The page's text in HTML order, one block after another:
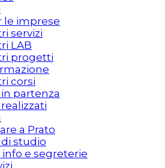
le imprese
servizi
LAB
progetti
corsi
in partenza
a Prato
di studio
info e segreterie